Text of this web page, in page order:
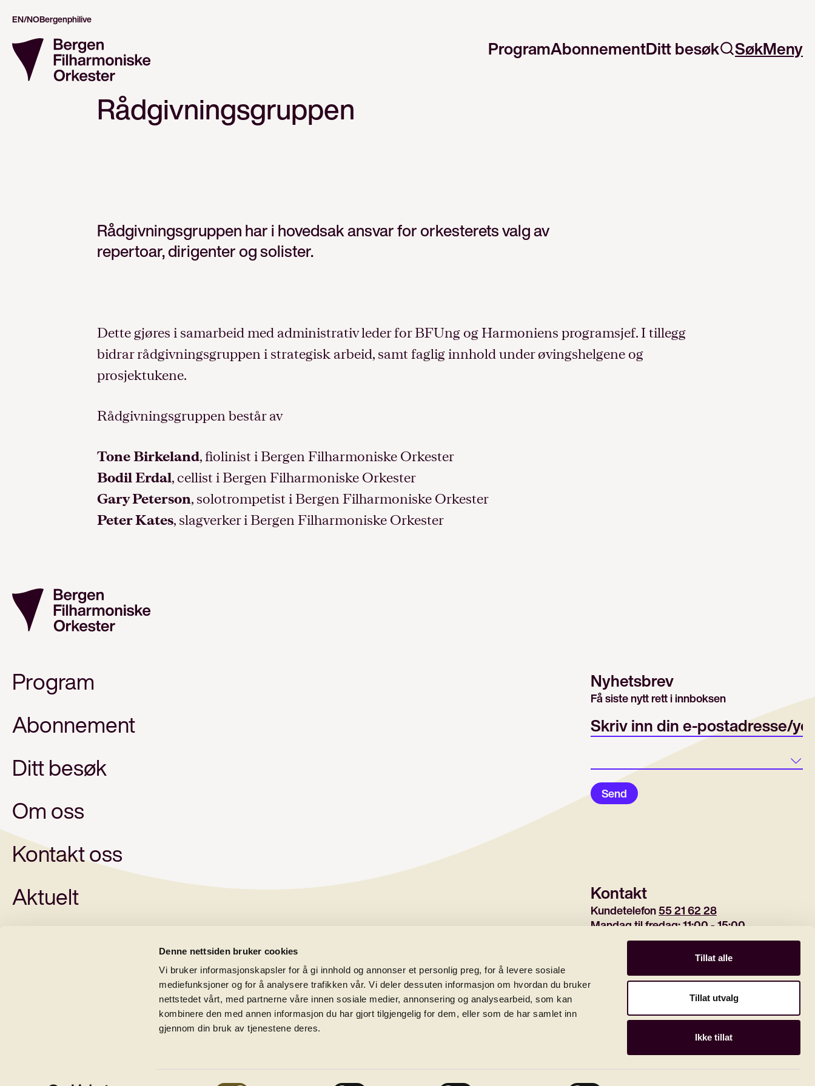
Denne nettsiden bruker cookies
Vi bruker informasjonskapsler for å gi innhold og annonser et personlig preg, for å levere sosiale
mediefunksjoner og for å analysere trafikken vår. Vi deler dessuten informasjon om hvordan du bruker
nettstedet vårt, med partnerne våre innen sosiale medier, annonsering og analysearbeid, som kan
kombinere den med annen informasjon du har gjort tilgjengelig for dem, eller som de har samlet inn
gjennom din bruk av tjenestene deres.
Tillat alle
Tillat utvalg
Ikke tillat
EN/NOBergenphilive
ProgramAbonnementDitt besøk SøkMeny
Rådgivningsgruppen
Rådgivningsgruppen har i hovedsak ansvar for orkesterets valg av
repertoar, dirigenter og solister.
Dette gjøres i samarbeid med administrativ leder for BFUng og Harmoniens programsjef. I tillegg
bidrar rådgivningsgruppen i strategisk arbeid, samt faglig innhold under øvingshelgene og
prosjektukene.
Rådgivningsgruppen består av
Tone Birkeland, fiolinist i Bergen Filharmoniske Orkester
Bodil Erdal, cellist i Bergen Filharmoniske Orkester
Gary Peterson, solotrompetist i Bergen Filharmoniske Orkester
Peter Kates, slagverker i Bergen Filharmoniske Orkester
Program
Abonnement
Ditt besøk
Om oss
Kontakt oss
Aktuelt
Nyhetsbrev
Få siste nytt rett i innboksen
E-post/email
Send
Kontakt
Kundetelefon 55 21 62 28
Mandag til fredag: 11:00 - 15:00
(tirsdag 12:30-15:00)
marked@harmonien.no
Musikkselskapet Harmonten er miljøsertifisert og
klassifisert som Miljøfyrtårn
© 2026 Bergen Filharmoniske Orkester